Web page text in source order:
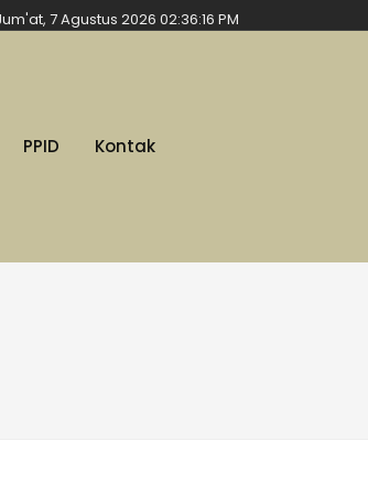
7 Agustus 2026 02:36:18 PM
PPID Kontak